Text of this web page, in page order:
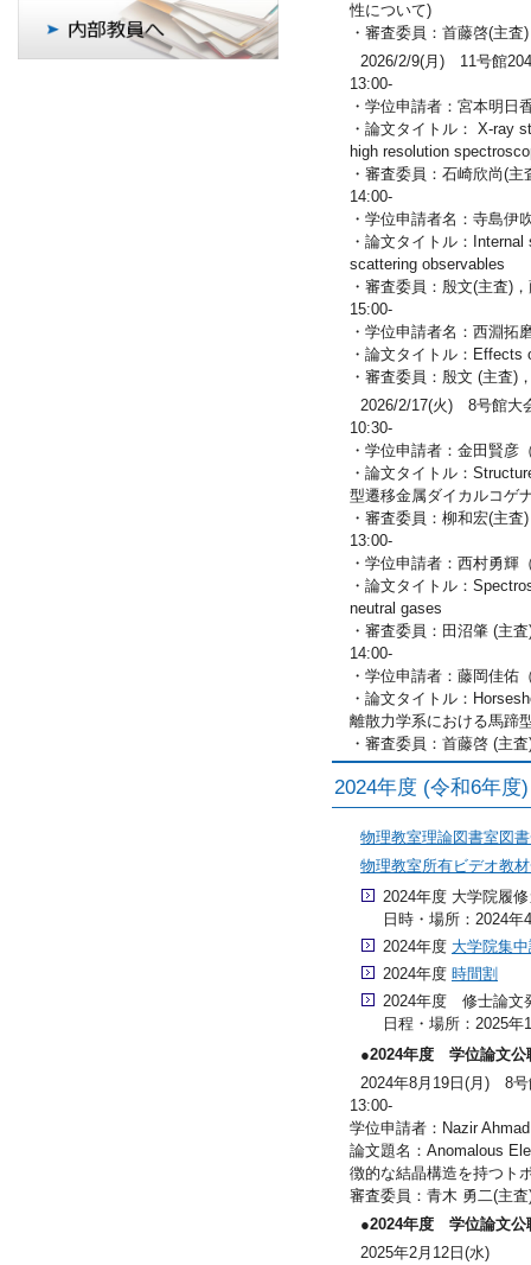
性について)
・審査委員：首藤啓(主
2026/2/9(月) 11号館
13:00-
・学位申請者：宮本明日
・論文タイトル： X-ray
high resolution
・審査委員：石崎欣尚(
14:00-
・学位申請者名：寺島伊
・論文タイトル：
scattering observables
・審査委員：殷文(主査)
15:00-
・学位申請者名：西淵拓
・論文タイトル：
・審査委員：殷文 (主査)
2026/2/17(火) 8号館大
10:30-
・学位申請者：金田賢彦
・論文タイトル：
型遷移金属ダイカルコゲ
・審査委員：柳和宏(主
13:00-
・学位申請者：西村勇輝
・論文タイトル：
neutral gases
・審査委員：田沼肇 (主
14:00-
・学位申請者：藤岡佳佑
・論文タイトル：
離散力学系における馬蹄
・審査委員：首藤啓 (主
2024年度 (令和6年
物理教室理論図書室図
物理教室所有ビデオ教
2024年度 大学院履
日時・場所：2024
2024年度 大学院集
2024年度 時間割
2024年度 修士論文
日程・場所：2025
●2024年度 学位論文公
2024年8月19日(月) 8号
13:00-
学位申請者：Nazir Ahmad
論文題名：Anomalous
徴的な結晶構造を持つト
審査委員：青木 勇二(主
●2024年度 学位論文公
2025年2月12日(水)